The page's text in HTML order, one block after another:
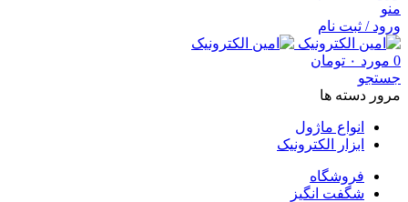
منو
ورود / ثبت نام
0 مورد ۰ تومان
جستجو
مرور دسته ها
انواع ماژول
ابزار الکترونیک
فروشگاه
شگفت انگیز